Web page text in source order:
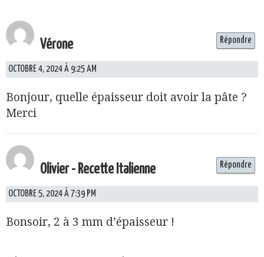
Vérone
OCTOBRE 4, 2024 À 9:25 AM
Bonjour, quelle épaisseur doit avoir la pâte ?
Merci
Répondre
Olivier - Recette Italienne
OCTOBRE 5, 2024 À 7:39 PM
Bonsoir, 2 à 3 mm d’épaisseur !
Répondre